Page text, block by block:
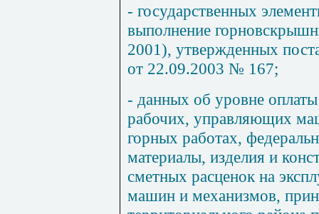
- государственных
выполнение
2001), утвержденных
от 22.09.2003 № 167;
- данных об уровне
рабочих, управляющих
горных работах,
материалы, изделия и
сметных расценок на
машин и механизмов,